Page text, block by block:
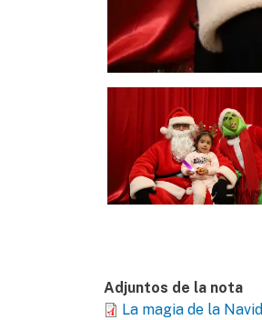
Adjuntos de la nota
La magia de la